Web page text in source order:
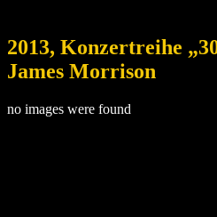
2013, Konzertreihe
James Morrison
no images were found